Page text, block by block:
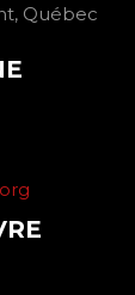
Québec